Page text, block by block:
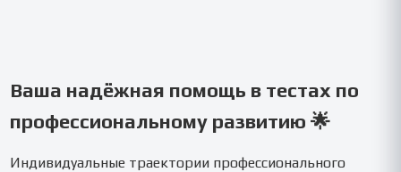
Ваша надёжная помощь в тестах по
профессиональному развитию 🌟
Индивидуальные траектории профессионального